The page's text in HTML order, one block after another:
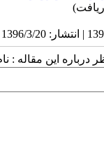
درباره این مقاله :